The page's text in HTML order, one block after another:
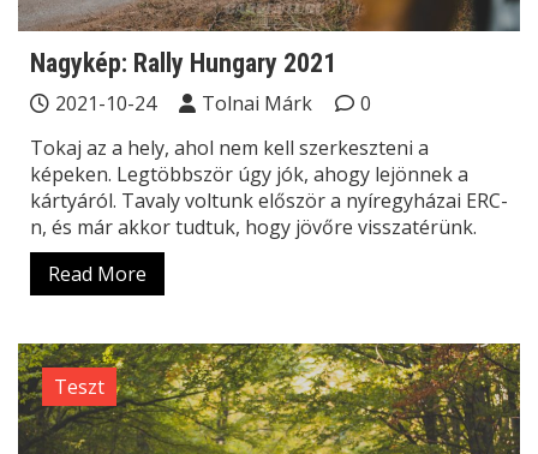
Nagykép: Rally Hungary 2021
2021-10-24 Tolnai Márk
0
Tokaj az a hely, ahol nem kell szerkeszteni a
képeken. Legtöbbször úgy jók, ahogy lejönnek a
kártyáról. Tavaly voltunk először a nyíregyházai ERC-
n, és már akkor tudtuk, hogy jövőre visszatérünk.
Read More
Teszt